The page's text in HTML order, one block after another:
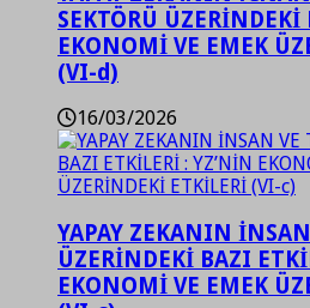
SEKTÖRÜ ÜZERİNDEKİ
EKONOMİ VE EMEK
(VI-d)
16/03/2026
YAPAY ZEKANIN
ÜZERİNDEKİ BAZI
EKONOMİ VE EMEK